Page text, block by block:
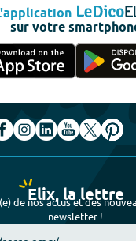
sur votre
Elix, la lettre
de nos actus et des
newsletter !